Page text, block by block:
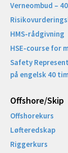
Verneombud –
HMS-rådgivning
HSE-course for
Safety
på engelsk 40
Offshore/Skip​
Offshorekurs
Løfteredskap
Riggerkurs